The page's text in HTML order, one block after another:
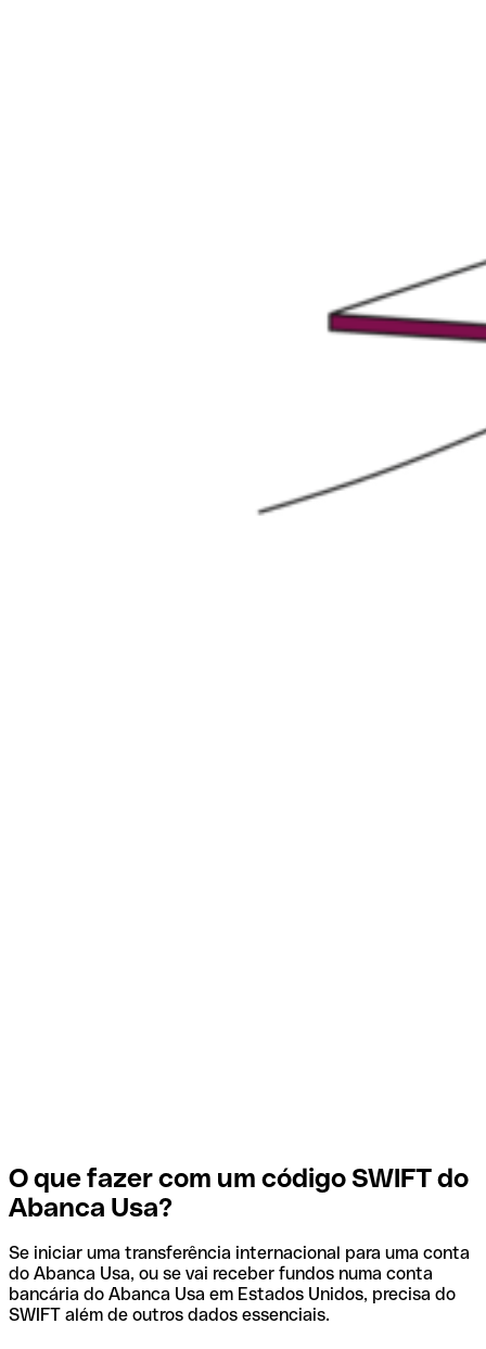
O que fazer com um código SWIFT do
Abanca Usa?
Se iniciar uma transferência internacional para uma conta
do Abanca Usa, ou se vai receber fundos numa conta
bancária do Abanca Usa em Estados Unidos, precisa do
SWIFT além de outros dados essenciais.